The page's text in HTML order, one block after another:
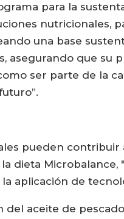
para la
nutricionales,
una base
asegurando que
ser parte de la
pueden
dieta
aplicación de
del aceite de